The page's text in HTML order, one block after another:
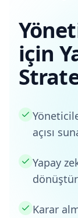
için
açısı
Yapay
Karar